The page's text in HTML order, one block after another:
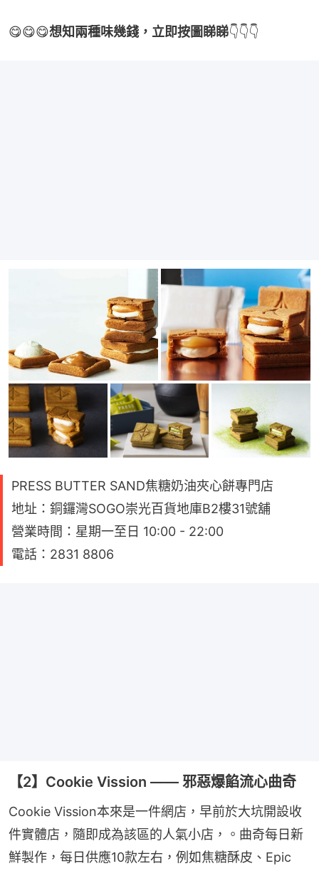
😋😋😋想知兩種味幾錢，立即按圖睇睇👇👇👇
PRESS BUTTER SAND焦糖奶油夾心餅專門店
地址：銅鑼灣SOGO崇光百貨地庫B2樓31號舖
營業時間：星期一至日 10:00 - 22:00
電話：2831 8806
【2】Cookie Vission —— 邪惡爆餡流心曲奇
Cookie Vission本來是一件網店，早前於大坑開設收
件實體店，隨即成為該區的人氣小店，。曲奇每日新
鮮製作，每日供應10款左右，例如焦糖酥皮、Epic